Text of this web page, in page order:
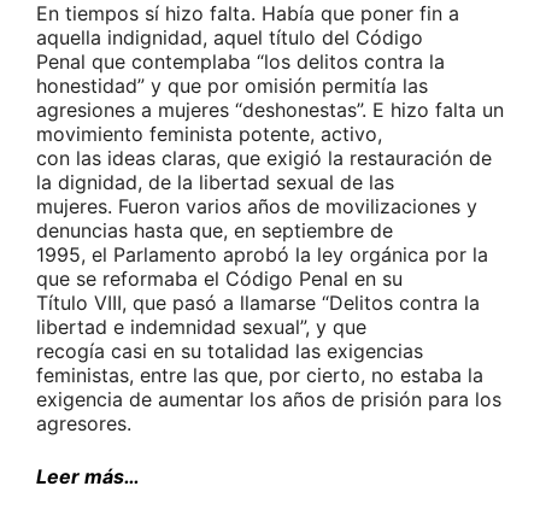
En tiempos sí hizo falta. Había que poner fin a
aquella indignidad, aquel título del Código
Penal que contemplaba “los delitos contra la
honestidad” y que por omisión permitía las
agresiones a mujeres “deshonestas”. E hizo falta un
movimiento feminista potente, activo,
con las ideas claras, que exigió la restauración de
la dignidad, de la libertad sexual de las
mujeres. Fueron varios años de movilizaciones y
denuncias hasta que, en septiembre de
1995, el Parlamento aprobó la ley orgánica por la
que se reformaba el Código Penal en su
Título VIII, que pasó a llamarse “Delitos contra la
libertad e indemnidad sexual”, y que
recogía casi en su totalidad las exigencias
feministas, entre las que, por cierto, no estaba la
exigencia de aumentar los años de prisión para los
agresores.
Leer más…